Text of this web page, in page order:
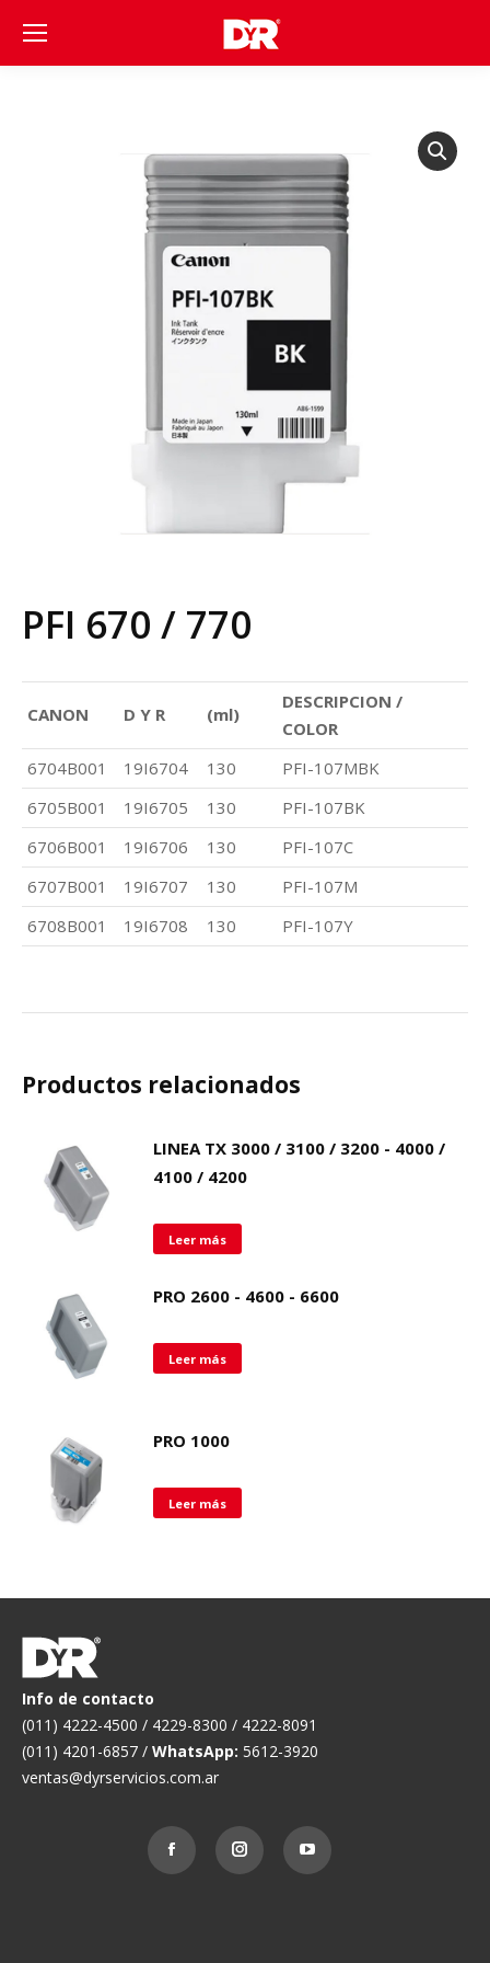
PFI 670 / 770
CANON D Y R (ml)
DESCRIPCION /
COLOR
6704B001
19I6704 130
PFI-107MBK
6705B001
19I6705 130
PFI-107BK
6706B001
19I6706 130
PFI-107C
6707B001
19I6707 130
PFI-107M
6708B001
19I6708 130 PFI-107Y
Productos relacionados
LINEA TX 3000 / 3100 / 3200 - 4000 /
4100 / 4200
Leer más
PRO 2600 - 4600 - 6600
Leer más
PRO 1000
Leer más
Info de contacto
(011) 4222-4500 / 4229-8300 / 4222-8091
(011) 4201-6857 / WhatsApp: 5612-3920
ventas@dyrservicios.com.ar